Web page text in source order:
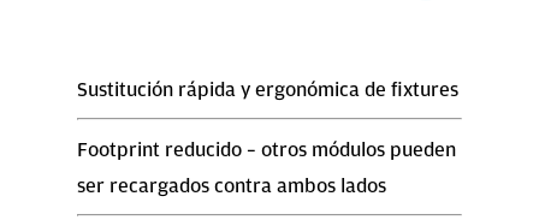
Sustitución rápida y ergonómica de fixtures
Footprint reducido – otros módulos pueden
ser recargados contra ambos lados